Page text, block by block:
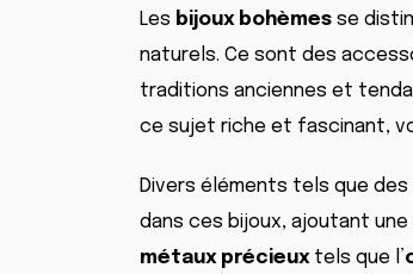
Les bijoux bohèmes se
naturels. Ce sont des
traditions anciennes et
ce sujet riche et fascinant,
Divers éléments tels que des
dans ces bijoux, ajoutant
métaux précieuxtels que l’